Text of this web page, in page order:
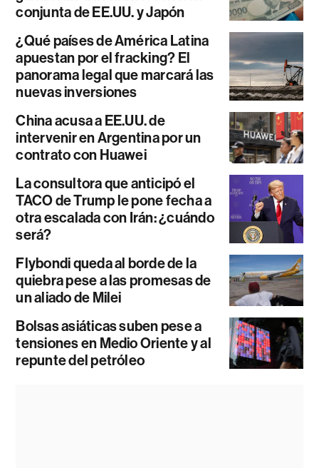
conjunta de EE.UU. y Japón
¿Qué países de América Latina
apuestan por el fracking? El
panorama legal que marcará las
nuevas inversiones
China acusa a EE.UU. de
intervenir en Argentina por un
contrato con Huawei
La consultora que anticipó el
TACO de Trump le pone fecha a
otra escalada con Irán: ¿cuándo
será?
Flybondi queda al borde de la
quiebra pese a las promesas de
un aliado de Milei
Bolsas asiáticas suben pese a
tensiones en Medio Oriente y al
repunte del petróleo